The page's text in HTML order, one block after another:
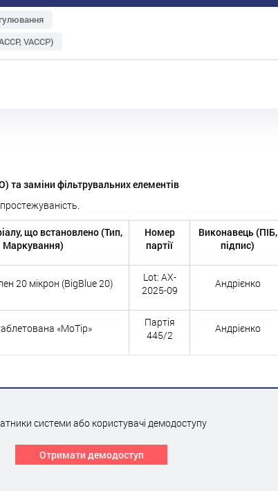
VACCP)
та заміни фільтрувальних елементів
що встановлено (Тип,
Маркування)
Номер
партії
Виконавець (ПІБ,
підпис)
20 мікрон (BigBlue 20)
Lot: AX-
2025-09
Андрієнко
«MoTip»
Партія
445/2
Андрієнко
системи або користувачі демодоступу
Отримати демодоступ